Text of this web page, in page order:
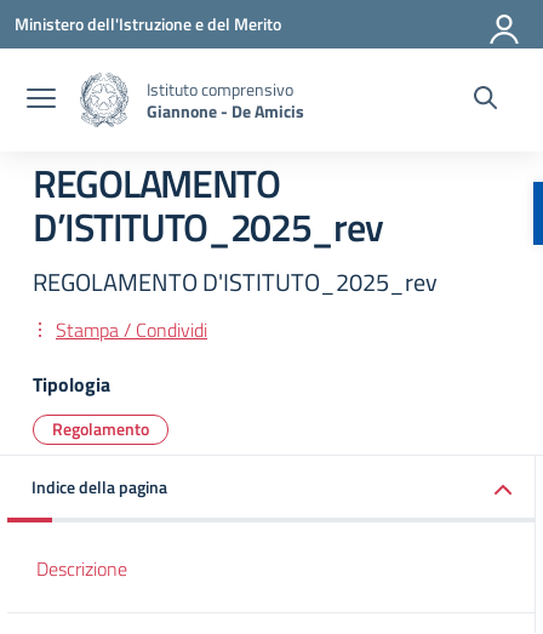
Vai ai contenuti
Vai al menu di navigazione
Vai al footer
Ministero dell'Istruzione e del Merito
Istituto comprensivo
Giannone - De Amicis
REGOLAMENTO
D’ISTITUTO_2025_rev
REGOLAMENTO D'ISTITUTO_2025_rev
Stampa / Condividi
Tipologia
Regolamento
Indice della pagina
Descrizione